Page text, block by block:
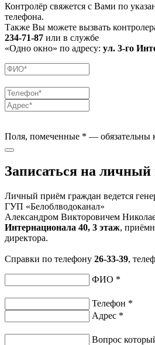
Контролёр свяжется с Вами по
телефона.
Также Вы можете вызвать
234-71-87 или в службе
«Одно окно» по адресу: ул. 3-го
Поля, помеченные * — обязательны
Записаться на
Личный приём граждан ведется
ГУП «Белоблводоканал»
Александром Викторовичем
Интернационала 40, 3 этаж,
директора.
Справки по телефону 26-33-39,
ФИО *
Телефон *
Адрес *
Вопрос